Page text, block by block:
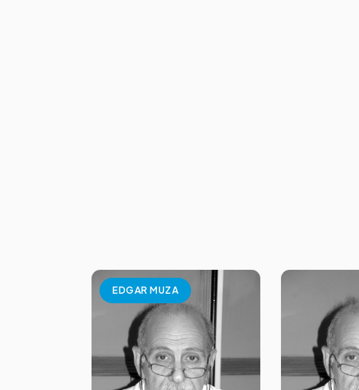
EDGAR MUZA